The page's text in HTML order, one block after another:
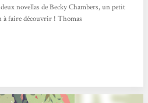
novellas de Becky Chambers, un petit
à faire découvrir ! Thomas